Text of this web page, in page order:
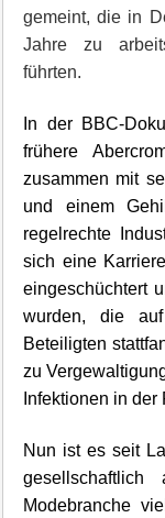
gemeint, die in
Jahre zu
führten.
In der BBC-
frühere
zusammen mit
und einem
regelrechte
sich eine
eingeschüchtert
wurden, die
Beteiligten
zu
Infektionen in der
Nun ist es seit
Modebranche